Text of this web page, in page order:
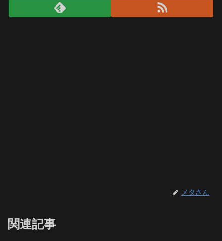
メタさん
関連記事